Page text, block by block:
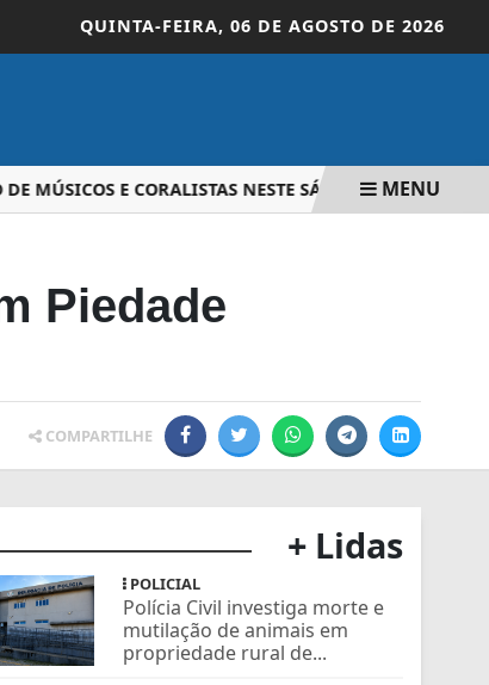
QUINTA-FEIRA, 06 DE AGOSTO DE 2026
E CORALISTAS NESTE SÁBADO EM PIEDADE
MENU
Piedade
COMPARTILHE
+ Lidas
POLICIAL
Polícia Civil investiga morte e
mutilação de animais em
propriedade rural de...